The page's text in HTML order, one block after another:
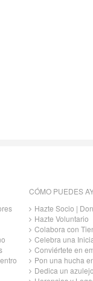
CÓMO PUEDES
Hazte Socio |
Hazte Voluntario
Colabora con
Celebra una
Conviértete en
Pon una hucha
Dedica un azulejo